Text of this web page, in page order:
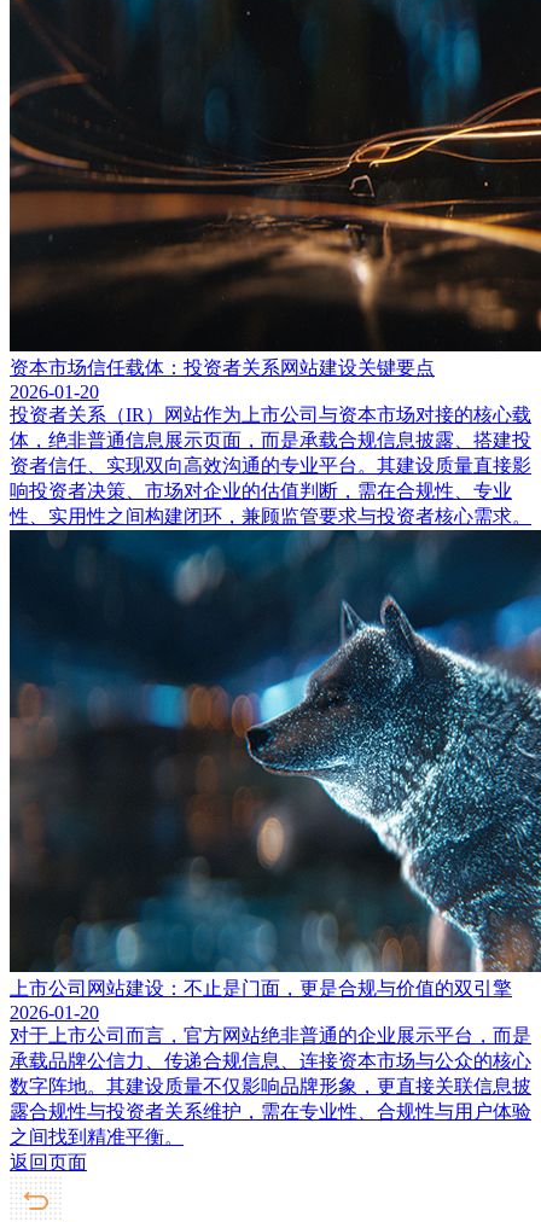
资本市场信任载体：投资者关系网站建设关键要点
2026-01-20
投资者关系（IR）网站作为上市公司与资本市场对接的核心载
体，绝非普通信息展示页面，而是承载合规信息披露、搭建投
资者信任、实现双向高效沟通的专业平台。其建设质量直接影
响投资者决策、市场对企业的估值判断，需在合规性、专业
性、实用性之间构建闭环，兼顾监管要求与投资者核心需求。
上市公司网站建设：不止是门面，更是合规与价值的双引擎
2026-01-20
对于上市公司而言，官方网站绝非普通的企业展示平台，而是
承载品牌公信力、传递合规信息、连接资本市场与公众的核心
数字阵地。其建设质量不仅影响品牌形象，更直接关联信息披
露合规性与投资者关系维护，需在专业性、合规性与用户体验
之间找到精准平衡。
返回页面